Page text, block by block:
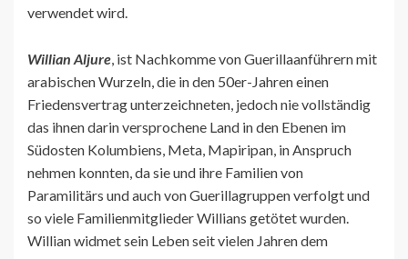
verwendet wird.
Willian Aljure, ist Nachkomme von Guerillaanführern mit
arabischen Wurzeln, die in den 50er-Jahren einen
Friedensvertrag unterzeichneten, jedoch nie vollständig
das ihnen darin versprochene Land in den Ebenen im
Südosten Kolumbiens, Meta, Mapiripan, in Anspruch
nehmen konnten, da sie und ihre Familien von
Paramilitärs und auch von Guerillagruppen verfolgt und
so viele Familienmitglieder Willians getötet wurden.
Willian widmet sein Leben seit vielen Jahren dem